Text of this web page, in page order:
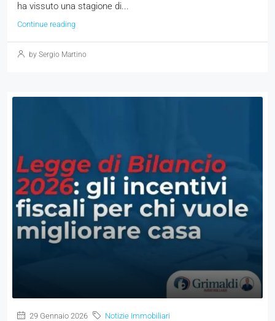
ha vissuto una stagione di...
Continue reading
by Sergio Martino
29 Gennaio 2026 Notizie Immobiliari